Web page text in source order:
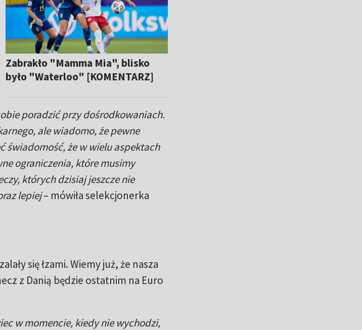
Zabrakło "Mamma Mia", blisko
było "Waterloo" [KOMENTARZ]
poradzić przy dośrodkowaniach.
ale wiadomo, że pewne
świadomość, że w wielu aspektach
ograniczenia, które musimy
których dzisiaj jeszcze nie
lepiej– mówiła selekcjonerka
zalały się łzami. Wiemy już, że nasza
z Danią będzie ostatnim na Euro
w momencie, kiedy nie wychodzi,